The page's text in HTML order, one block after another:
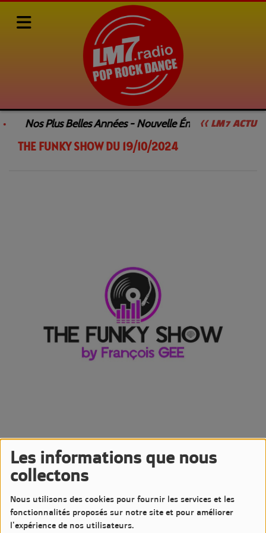
Les informations que nous
collectons
Nous utilisons des cookies pour fournir les services et les
fonctionnalités proposés sur notre site et pour améliorer
l'expérience de nos utilisateurs.
<< LM7 ACTU
Nos Plus Belles Années - Nouvelle Émission
Rediffusions de nos émissions SAMEDI DANCEFLOOR by François GEE
THE FUNKY SHOW DU 19/10/2024
19 OCTOBRE 2024 - 2724 VUES
Écouter le podcast
Podcast de l'émission The Funky Show by François GEE
Diffusée le Samedi 19 Octobre 2024 à 20h sur LM7 Radio